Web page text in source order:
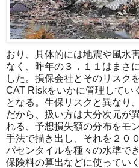
おり、具体的には地震や風水
なく、昨年の３．１１はまさ
した。損保会社とそのリスク
CAT Riskをいかに管理してい
となる。生保リスクと異なり
だから、扱い方は大分次元が
れる、予想損失額の分布をモ
手法で描き出し、それを２０
パセンタイルを種々の水準で
保険料の算出などに使ってい